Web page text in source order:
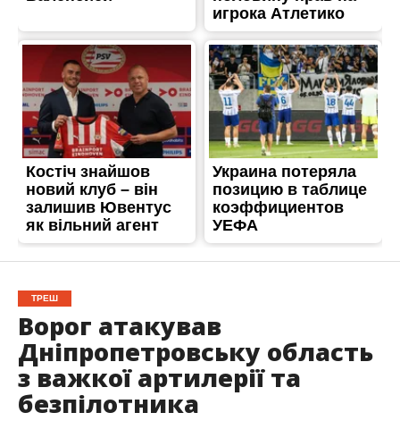
ТРЕШ
Ворог атакував
Дніпропетровську область
з важкої артилерії та
безпілотника